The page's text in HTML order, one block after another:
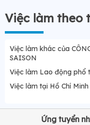
Việc làm theo
Việc làm khác của
SAISON
Việc làm Lao động phổ
Việc làm tại Hồ Chí Minh
Ứng tuyển